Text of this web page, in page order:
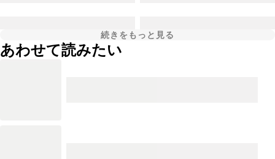
続きをもっと見る
あわせて読みたい